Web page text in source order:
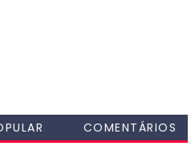
COMENTÁRIOS